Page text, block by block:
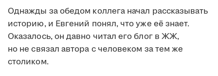
Однажды за обедом коллега начал рассказывать
историю, и Евгений понял, что уже её знает.
Оказалось, он давно читал его блог в ЖЖ,
но не связал автора с человеком за тем же
столиком.